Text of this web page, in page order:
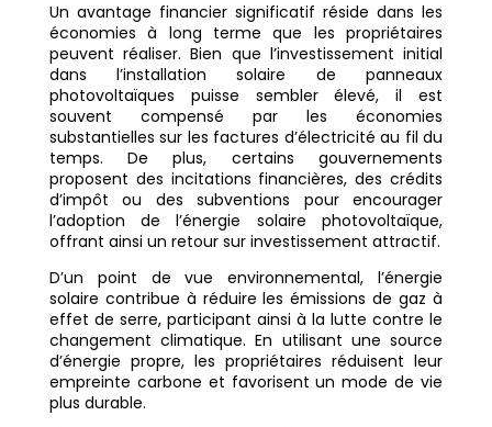
Un avantage financier significatif réside dans les
économies à long terme que les propriétaires
peuvent réaliser. Bien que l’investissement initial
dans l’installation solaire de panneaux
photovoltaïques puisse sembler élevé, il est
souvent compensé par les économies
substantielles sur les factures d’électricité au fil du
temps. De plus, certains gouvernements
proposent des incitations financières, des crédits
d’impôt ou des subventions pour encourager
l’adoption de l’énergie solaire photovoltaïque,
offrant ainsi un retour sur investissement attractif.
D’un point de vue environnemental, l’énergie
solaire contribue à réduire les émissions de gaz à
effet de serre, participant ainsi à la lutte contre le
changement climatique. En utilisant une source
d’énergie propre, les propriétaires réduisent leur
empreinte carbone et favorisent un mode de vie
plus durable.